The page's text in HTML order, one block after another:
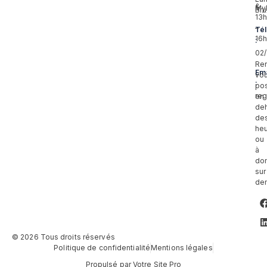
:
:
&
–
en
ou
à
sur
© 2026 Tous droits réservés
Politique de confidentialitéMentions légales
Propulsé par Votre Site Pro